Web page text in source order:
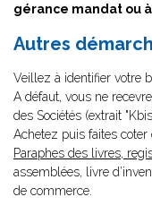
gérance mandat ou
Autres
Veillez à identifier votre
A défaut, vous ne
des Sociétés (extrait
Achetez puis faites
Paraphes des livres,
assemblées, livre
de commerce.